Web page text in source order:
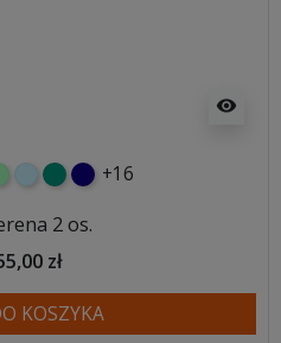
visibility
błękitnyturkusowy
granatowy
+16
2 os.
zł
KOSZYKA